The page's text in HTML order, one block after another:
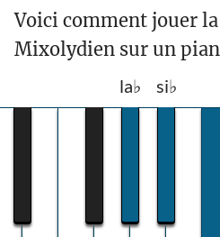
Voici comment jouer la
Mixolydien sur un
la♭ si♭